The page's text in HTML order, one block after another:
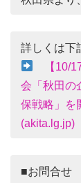
詳しくは下
【10/
会「秋田の
保戦略」を
(akita.lg.jp)
■お問合せ